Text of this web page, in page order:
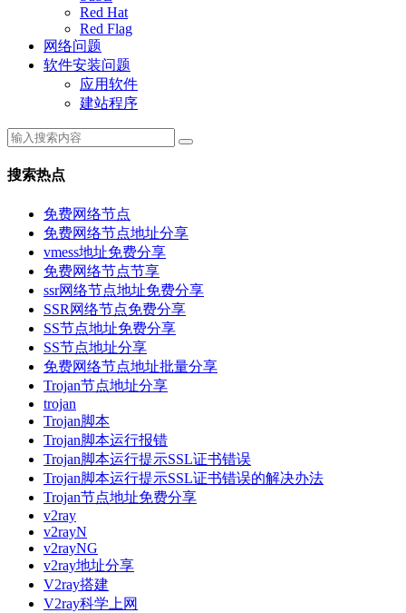
Red Hat
Red Flag
网络问题
软件安装问题
应用软件
建站程序
搜索热点
免费网络节点
免费网络节点地址分享
vmess地址免费分享
免费网络节点节享
ssr网络节点地址免费分享
SSR网络节点免费分享
SS节点地址免费分享
SS节点地址分享
免费网络节点地址批量分享
Trojan节点地址分享
trojan
Trojan脚本
Trojan脚本运行报错
Trojan脚本运行提示SSL证书错误
Trojan脚本运行提示SSL证书错误的解决办法
Trojan节点地址免费分享
v2ray
v2rayN
v2rayNG
v2ray地址分享
V2ray搭建
V2ray科学上网